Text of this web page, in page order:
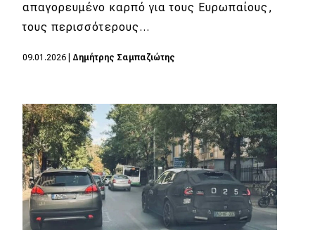
απαγορευμένο καρπό για τους Ευρωπαίους,
τους περισσότερους…
09.01.2026 Δημήτρης Σαμπαζιώτης